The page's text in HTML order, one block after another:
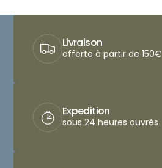
Livraison
offerte à partir de 150€
Expedition
sous 24 heures ouvrés